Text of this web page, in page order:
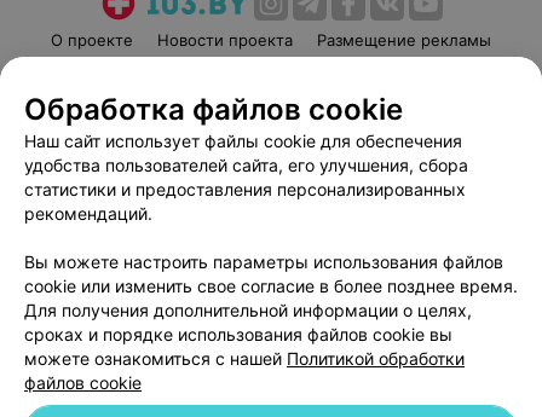
О проекте Новости проекта
Размещение рекламы
Пользовательское соглашение
Способы оплаты
Вакансии
Партнеры
Написать руководителю 103.by
Обработка персональных данных
Обработка файлов cookie
Наш сайт использует файлы cookie для обеспечения
удобства пользователей сайта, его улучшения, сбора
статистики и предоставления персонализированных
рекомендаций.
Вы можете настроить параметры использования файлов
cookie или изменить свое согласие в более позднее время.
Для получения дополнительной информации о целях,
сроках и порядке использования файлов cookie вы
можете ознакомиться с нашей Политикой обработки
файлов cookie